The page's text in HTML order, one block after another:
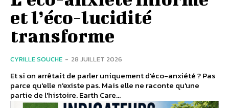
et l’éco-lucidité
transforme
CYRILLE SOUCHE - 28 JUILLET 2026
Et si on arrêtait de parler uniquement d'éco-anxiété ? Pas
parce qu'elle n'existe pas. Mais elle ne raconte qu'une
partie de l'histoire. Earth Care...